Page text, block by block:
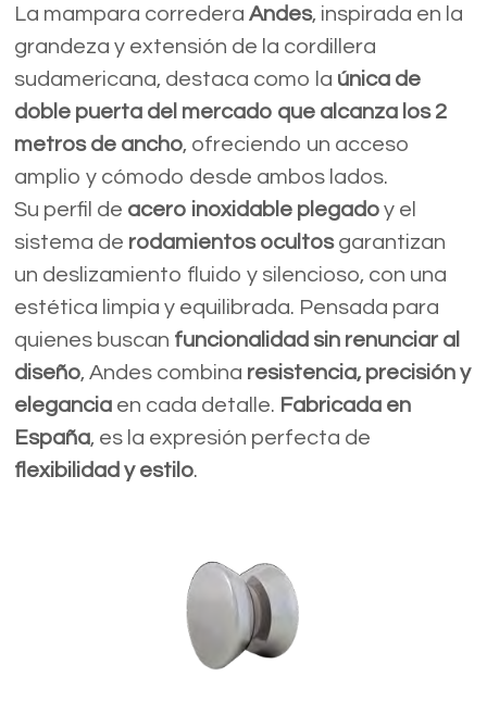
La mampara correderaAndes, inspirada en la
grandeza y extensión de la cordillera
sudamericana, destaca como la única de
doble puerta del mercado que alcanza los 2
metros de ancho, ofreciendo un acceso
amplio y cómodo desde ambos lados.
Su perfil de acero inoxidable plegado y el
sistema de rodamientos ocultosgarantizan
un deslizamiento fluido y silencioso, con una
estética limpia y equilibrada. Pensada para
quienes buscan funcionalidad sin renunciar al
diseño, Andes combina resistencia, precisión y
elegancia en cada detalle. Fabricada en
España, es la expresión perfecta de
flexibilidad y estilo.